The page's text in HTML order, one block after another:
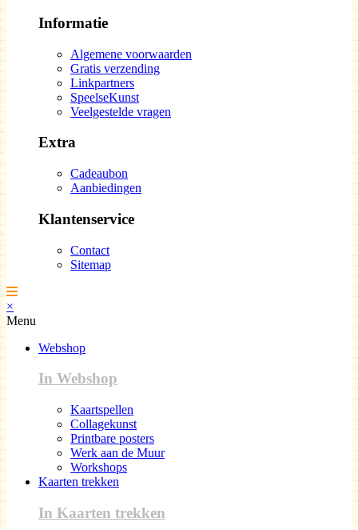
Informatie
Algemene voorwaarden
Gratis verzending
Linkpartners
SpeelseKunst
Veelgestelde vragen
Extra
Cadeaubon
Aanbiedingen
Klantenservice
Contact
Sitemap
×
Menu
Webshop
In Webshop
Kaartspellen
Collagekunst
Printbare posters
Werk aan de Muur
Workshops
Kaarten trekken
In Kaarten trekken